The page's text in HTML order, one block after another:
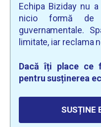
Echipa Biziday nu
nicio formă de
guvernamentale.
limitate, iar reclama
Dacă îți place ce
pentru susținerea
SUSȚINE